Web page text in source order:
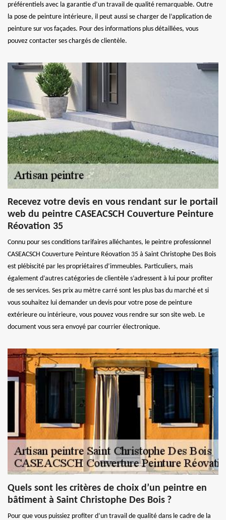
préférentiels avec la garantie d’un travail de qualité remarquable. Outre
la pose de peinture intérieure, il peut aussi se charger de l’application de
peinture sur vos façades. Pour des informations plus détaillées, vous
pouvez contacter ses chargés de clientèle.
Recevez votre devis en vous rendant sur le portail
web du peintre CASEACSCH Couverture Peinture
Réovation 35
Connu pour ses conditions tarifaires alléchantes, le peintre professionnel
CASEACSCH Couverture Peinture Réovation 35 à Saint Christophe Des Bois
est plébiscité par les propriétaires d’immeubles. Particuliers, mais
également d’autres catégories de clientèle s’adressent à lui pour profiter
de ses services. Ses prix au mètre carré sont les plus bas du marché et si
vous souhaitez lui demander un devis pour votre pose de peinture
extérieure ou intérieure, vous pouvez vous rendre sur son site web. Le
document vous sera envoyé par courrier électronique.
Quels sont les critères de choix d’un peintre en
bâtiment à Saint Christophe Des Bois ?
Pour que vous puissiez profiter d’un travail de qualité dans le cadre de la